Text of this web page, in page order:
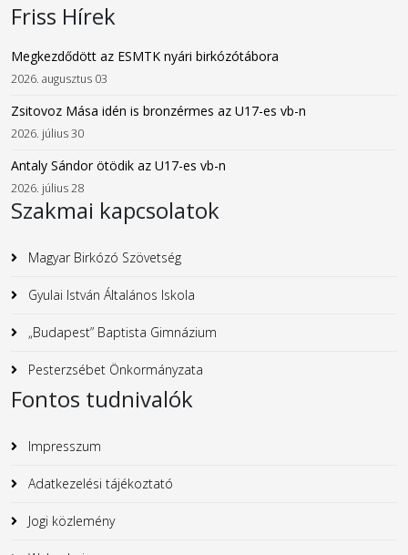
Friss Hírek
Megkezdődött az ESMTK nyári birkózótábora
2026. augusztus 03
Zsitovoz Mása idén is bronzérmes az U17-es vb-n
2026. július 30
Antaly Sándor ötödik az U17-es vb-n
2026. július 28
Szakmai kapcsolatok
Magyar Birkózó Szövetség
Gyulai István Általános Iskola
„Budapest” Baptista Gimnázium
Pesterzsébet Önkormányzata
Fontos tudnivalók
Impresszum
Adatkezelési tájékoztató
Jogi közlemény